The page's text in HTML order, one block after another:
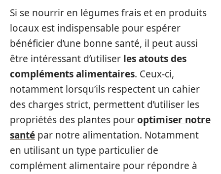
Si se nourrir en légumes frais et en produits
locaux est indispensable pour espérer
bénéficier d’une bonne santé, il peut aussi
être intéressant d’utiliser les atouts des
compléments alimentaires. Ceux-ci,
notamment lorsqu’ils respectent un cahier
des charges strict, permettent d’utiliser les
propriétés des plantes pouroptimiser notre
santé par notre alimentation. Notamment
en utilisant un type particulier de
complément alimentaire pour répondre à